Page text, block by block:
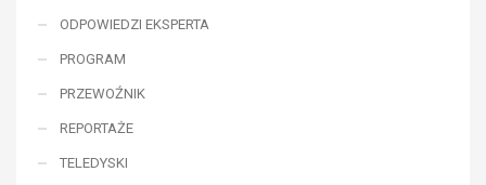
ODPOWIEDZI EKSPERTA
PROGRAM
PRZEWOŹNIK
REPORTAŻE
TELEDYSKI